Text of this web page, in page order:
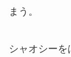
まう。
シャオシー